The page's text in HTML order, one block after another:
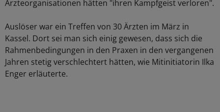
Ärzteorganisationen hätten "ihren Kampfgeist verloren".
Auslöser war ein Treffen von 30 Ärzten im März in
Kassel. Dort sei man sich einig gewesen, dass sich die
Rahmenbedingungen in den Praxen in den vergangenen
Jahren stetig verschlechtert hätten, wie Mitinitiatorin Ilka
Enger erläuterte.